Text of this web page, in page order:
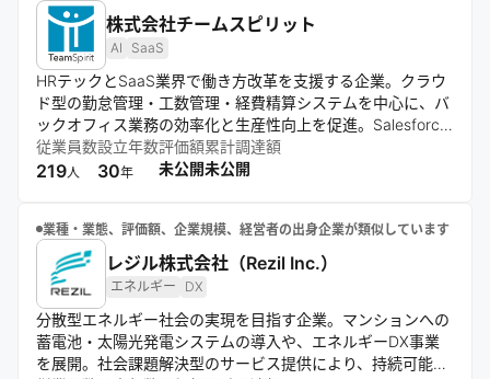
株式会社チームスピリット
AI SaaS
HRテックとSaaS業界で働き方改革を支援する企業。クラウ
ド型の勤怠管理・工数管理・経費精算システムを中心に、バ
ックオフィス業務の効率化と生産性向上を促進。Salesforce
プラットフォームを活用し、幅広い顧客層にサービスを提
供。AI技術も取り入れ、新たなソリューション開発に注力し
従業員数
219人
設立年数
30年
評価額
未公開
累計調達額
未公開
業種・業態、評価額、企業規模、経営者の出身企業が類似しています
レジル株式会社（Rezil Inc.）
エネルギー DX
分散型エネルギー社会の実現を目指す企業。マンションへの
蓄電池・太陽光発電システムの導入や、エネルギーDX事業
を展開。社会課題解決型のサービス提供により、持続可能な